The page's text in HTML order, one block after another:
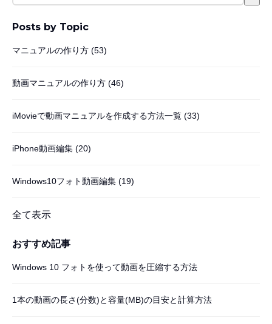
Posts by Topic
マニュアルの作り方 (53)
動画マニュアルの作り方 (46)
iMovieで動画マニュアルを作成する方法一覧 (33)
iPhone動画編集 (20)
Windows10フォト動画編集 (19)
全て表示
おすすめ記事
Windows 10 フォトを使って動画を圧縮する方法
1本の動画の長さ(分数)と容量(MB)の目安と計算方法